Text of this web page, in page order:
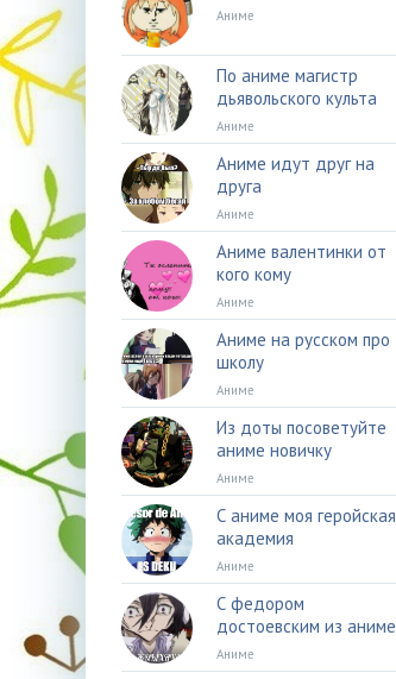
Аниме
По аниме магистр
дьявольского культа
Аниме
Аниме идут друг на
друга
Аниме
Аниме валентинки от
кого кому
Аниме
Аниме на русском про
школу
Аниме
Из доты посоветуйте
аниме новичку
Аниме
С аниме моя геройская
академия
Аниме
С федором
достоевским из аниме
Аниме